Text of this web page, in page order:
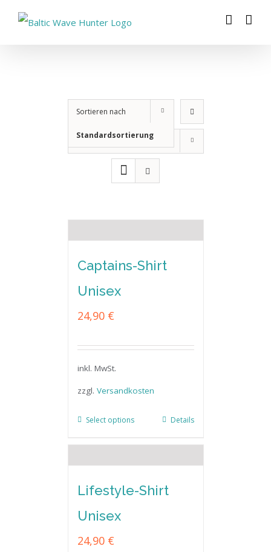
Sortieren nach
Standardsortierung
Zeige12 Produkte
Captains-Shirt
Unisex
24,90 €
inkl. MwSt.
zzgl. Versandkosten
Select options Details
Lifestyle-Shirt
Unisex
24,90 €